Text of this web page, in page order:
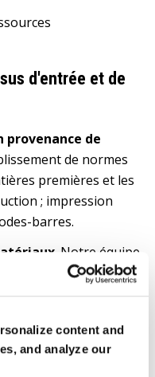
content and
and analyze our
d'entrée et de
provenance de
de normes
premières et les
; impression
barres.
. Notre équipe
ERP pour les
afin de simplifier
vice versa.
entrants